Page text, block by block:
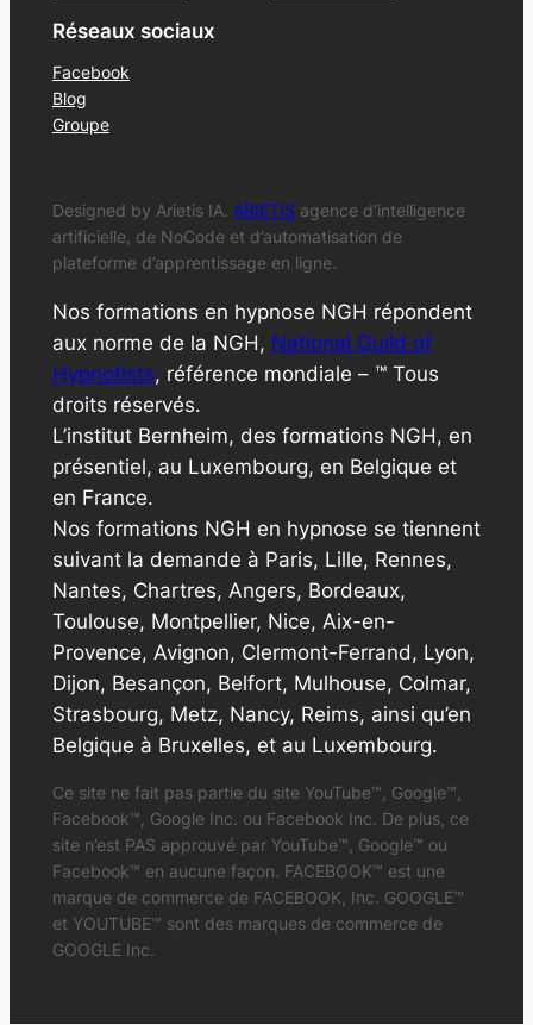
Réseaux sociaux
Facebook
Blog
Groupe
Designed by Arietis IA. ARIETIS agence d’intelligence
artificielle, de NoCode et d’automatisation de
plateforme d’apprentissage en ligne.
Nos formations en hypnose NGH répondent
aux norme de la NGH, National Guild of
Hypnotists, référence mondiale – ™ Tous
droits réservés.
L’institut Bernheim, des formations NGH, en
présentiel, au Luxembourg, en Belgique et
en France.
Nos formations NGH en hypnose se tiennent
suivant la demande à Paris, Lille, Rennes,
Nantes, Chartres, Angers, Bordeaux,
Toulouse, Montpellier, Nice, Aix-en-
Provence, Avignon, Clermont-Ferrand, Lyon,
Dijon, Besançon, Belfort, Mulhouse, Colmar,
Strasbourg, Metz, Nancy, Reims, ainsi qu’en
Belgique à Bruxelles, et au Luxembourg.
Ce site ne fait pas partie du site YouTube™, Google™,
Facebook™, Google Inc. ou Facebook Inc. De plus, ce
site n’est PAS approuvé par YouTube™, Google™ ou
Facebook™ en aucune façon. FACEBOOK™ est une
marque de commerce de FACEBOOK, Inc. GOOGLE™
et YOUTUBE™ sont des marques de commerce de
GOOGLE Inc.